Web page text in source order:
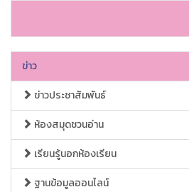
ข่าว
ข่าวประชาสัมพันธ์
ห้องสมุดชวนอ่าน
เรียนรู้นอกห้องเรียน
ฐานข้อมูลออนไลน์